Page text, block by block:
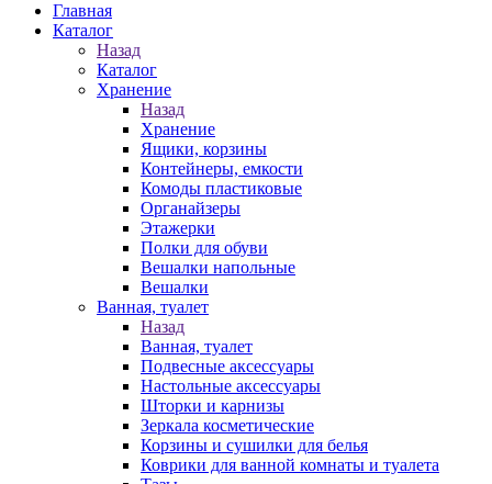
Главная
Каталог
Назад
Каталог
Хранение
Назад
Хранение
Ящики, корзины
Контейнеры, емкости
Комоды пластиковые
Органайзеры
Этажерки
Полки для обуви
Вешалки напольные
Вешалки
Ванная, туалет
Назад
Ванная, туалет
Подвесные аксессуары
Настольные аксессуары
Шторки и карнизы
Зеркала косметические
Корзины и сушилки для белья
Коврики для ванной комнаты и туалета